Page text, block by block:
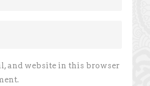
and website in this browser